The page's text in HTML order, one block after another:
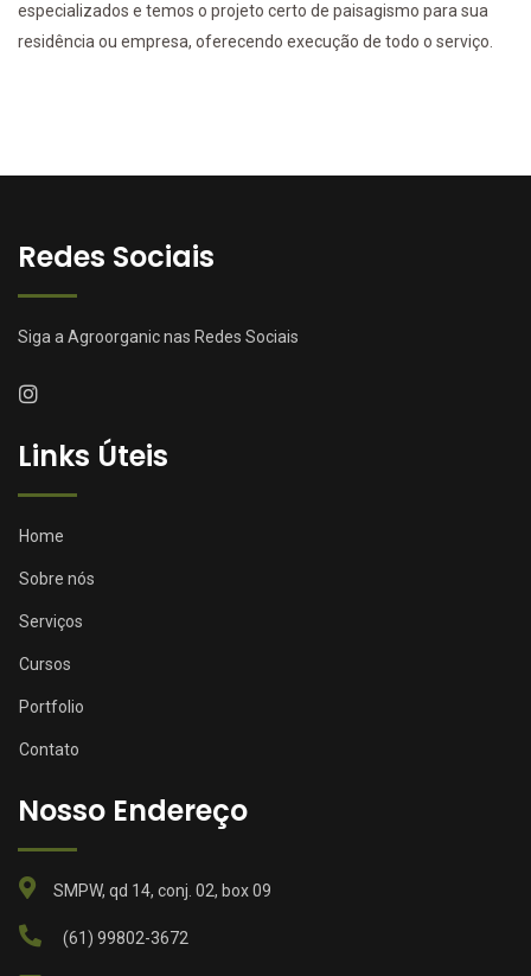
especializados e temos o projeto certo de paisagismo para sua
residência ou empresa, oferecendo execução de todo o serviço.
Redes Sociais
Siga a Agroorganic nas Redes Sociais
Links Úteis
Home
Sobre nós
Serviços
Cursos
Portfolio
Contato
Nosso Endereço
SMPW, qd 14, conj. 02, box 09
(61) 99802-3672